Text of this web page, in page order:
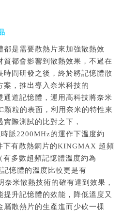
都是需要散熱片來加強散熱效
質都會影響到散熱效果，不過在
間研發之後，終於將記憶體散
案，推出導入奈米科技的
通道記憶體，運用高科技將奈米
顆粒的表面，利用奈米的特性來
際測試的比對之下，
脈2200MHz的運作下溫度約
有散熱銅片的KINGMAX 超頻
多數超頻記憶體溫度約為
憶體的溫度比較更是有
米散熱技術的確有達到效果，
升記憶體的效能，降低溫度又
屬散熱片的生產進而少砍一棵